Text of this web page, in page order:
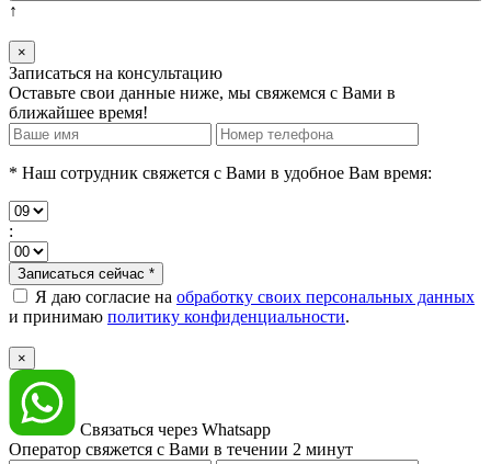
↑
×
Записаться на консультацию
Оставьте свои данные ниже, мы свяжемся с Вами в
ближайшее время!
* Наш сотрудник свяжется с Вами в удобное Вам время:
:
Записаться сейчас *
Я даю согласие на обработку своих персональных данных
и принимаю политику конфиденциальности.
×
Связаться через Whatsapp
Оператор свяжется с Вами в течении 2 минут